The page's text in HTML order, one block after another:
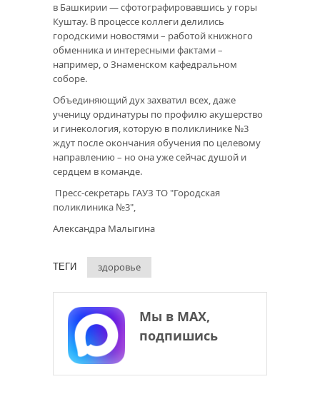
в Башкирии — сфотографировавшись у горы
Куштау. В процессе коллеги делились
городскими новостями – работой книжного
обменника и интересными фактами –
например, о Знаменском кафедральном
соборе.
Объединяющий дух захватил всех, даже
ученицу ординатуры по профилю акушерство
и гинекология, которую в поликлинике №3
ждут после окончания обучения по целевому
направлению – но она уже сейчас душой и
сердцем в команде.
Пресс-секретарь ГАУЗ ТО "Городская
поликлиника №3",
Александра Малыгина
ТЕГИ здоровье
Мы в МАХ,
подпишись